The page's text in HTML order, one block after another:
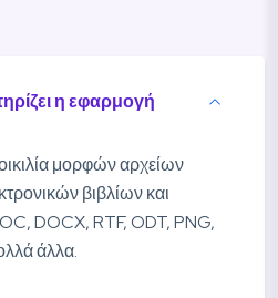
η εφαρμογή
μορφών αρχείων
βιβλίων και
DOCX, RTF, ODT, PNG,
άλλα.